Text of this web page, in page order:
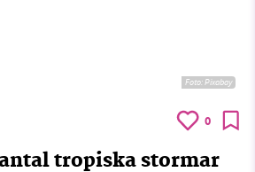
Foto:Pixabay
0
tropiska stormar